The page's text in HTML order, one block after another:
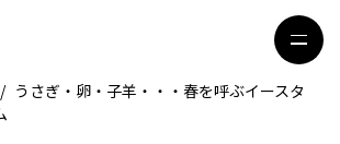
/ うさぎ・卵・子羊・・・春を呼ぶイースタ